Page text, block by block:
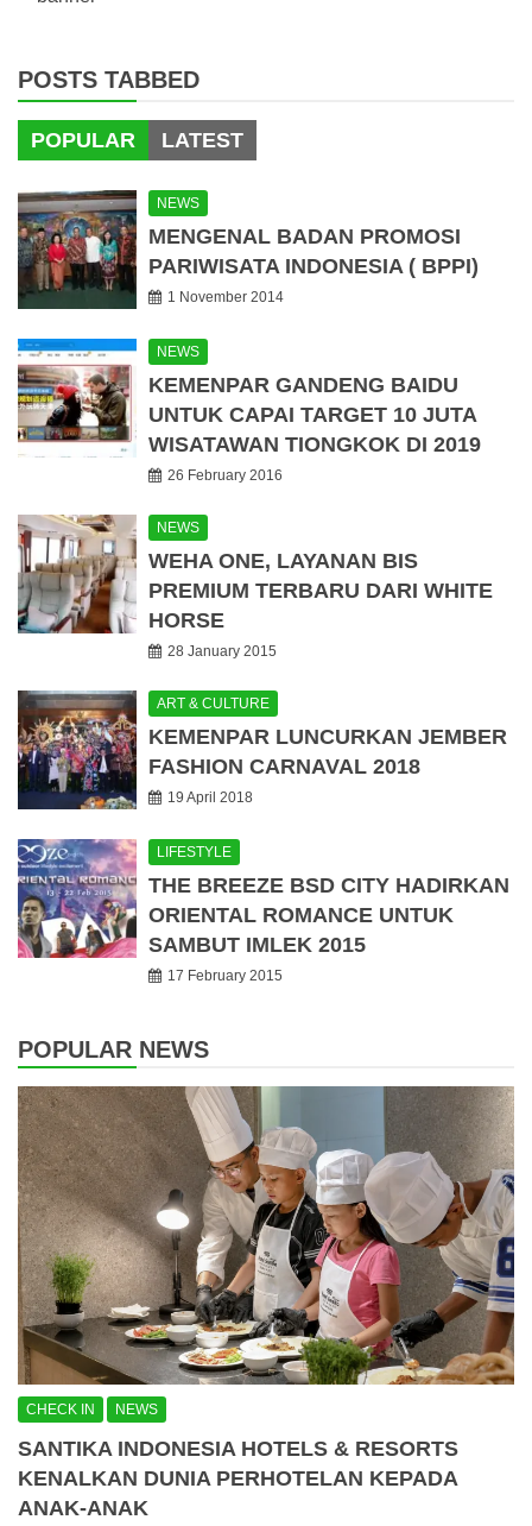
POSTS TABBED
POPULAR LATEST
NEWS
MENGENAL BADAN PROMOSI
PARIWISATA INDONESIA ( BPPI)
1 November 2014
NEWS
KEMENPAR GANDENG BAIDU
UNTUK CAPAI TARGET 10 JUTA
WISATAWAN TIONGKOK DI 2019
26 February 2016
NEWS
WEHA ONE, LAYANAN BIS
PREMIUM TERBARU DARI WHITE
HORSE
28 January 2015
ART & CULTURE
KEMENPAR LUNCURKAN JEMBER
FASHION CARNAVAL 2018
19 April 2018
LIFESTYLE
THE BREEZE BSD CITY HADIRKAN
ORIENTAL ROMANCE UNTUK
SAMBUT IMLEK 2015
17 February 2015
POPULAR NEWS
CHECK IN NEWS
SANTIKA INDONESIA HOTELS & RESORTS
KENALKAN DUNIA PERHOTELAN KEPADA
ANAK-ANAK